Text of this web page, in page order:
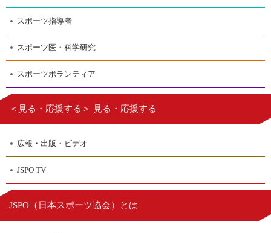
スポーツ指導者
スポーツ医・科学研究
スポーツボランティア
＜見る・応援する＞ 見る・応援する
広報・出版・ビデオ
JSPO TV
JSPO（ 日本スポーツ協会）とは